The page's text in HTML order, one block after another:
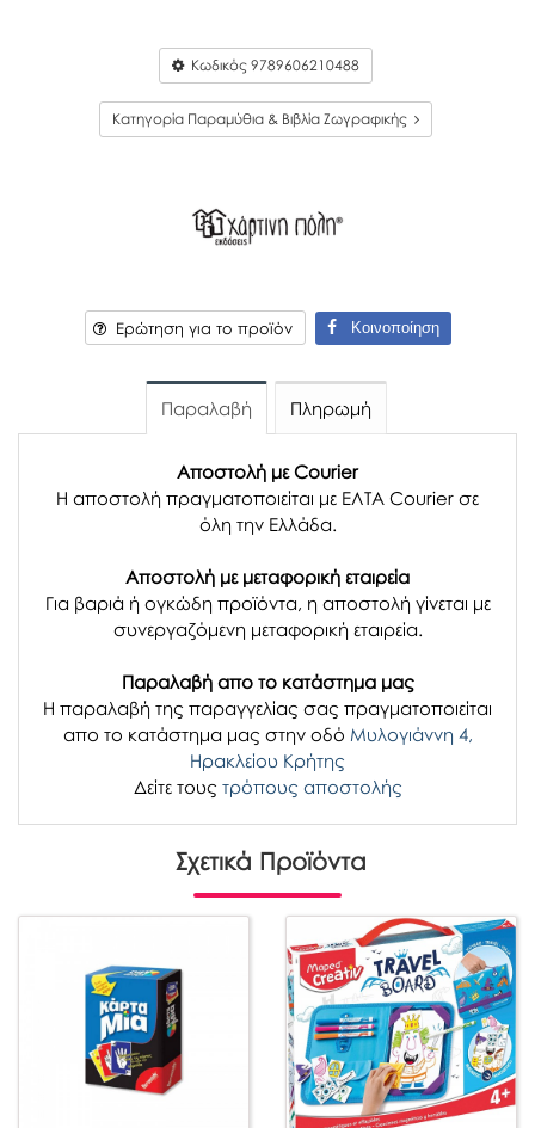
Κωδικός 9789606210488
Κατηγορία Παραμύθια & Βιβλία Ζωγραφικής
Ερώτηση για το προϊόν Κοινοποίηση
Παραλαβή Πληρωμή
Αποστολή με Courier
Η αποστολή πραγματοποιείται με ΕΛΤΑ Courier σε
όλη την Ελλάδα.
Αποστολή με μεταφορική εταιρεία
Για βαριά ή ογκώδη προϊόντα, η αποστολή γίνεται με
συνεργαζόμενη μεταφορική εταιρεία.
Παραλαβή απο το κατάστημα μας
H παραλαβή της παραγγελίας σας πραγματοποιείται
απο το κατάστημα μας στην οδό Μυλογιάννη 4,
Ηρακλείου Κρήτης
Δείτε τους τρόπους αποστολής
Σχετικά Προϊόντα